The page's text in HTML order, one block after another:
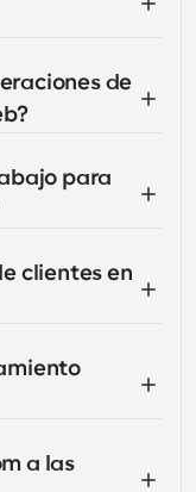
de
para
clientes en
a las